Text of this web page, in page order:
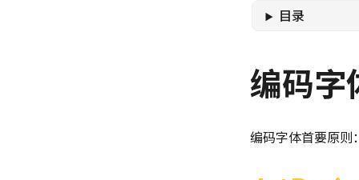
目录
编码字
编码字体首要原则